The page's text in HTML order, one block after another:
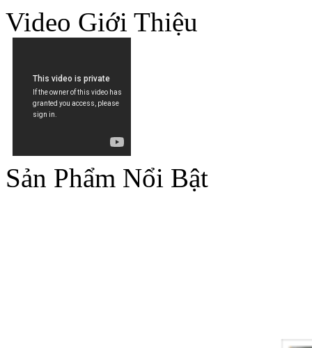
Video Giới Thiệu
Sản Phẩm Nổi Bật